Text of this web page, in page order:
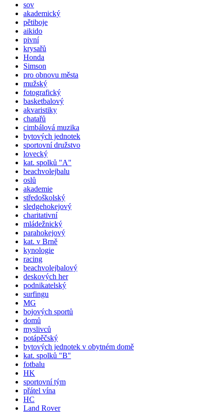
sov
akademický
pětiboje
aikido
pivní
krysařů
Honda
Simson
pro obnovu města
mužský
fotografický
basketbalový
akvaristiky
chatařů
cimbálová muzika
bytových jednotek
sportovní družstvo
lovecký
kat. spolků "A"
beachvolejbalu
oslů
akademie
středoškolský
sledgehokejový
charitativní
mládežnický
parahokejový
kat. v Brně
kynologie
racing
beachvolejbalový
deskových her
podnikatelský
surfingu
MG
bojových sportů
domů
myslivců
potápěčský
bytových jednotek v obytném domě
kat. spolků "B"
fotbalu
HK
sportovní tým
přátel vína
HC
Land Rover